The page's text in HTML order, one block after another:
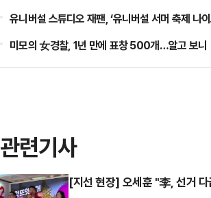
유니버설 스튜디오 재팬, ‘유니버설 서머 축제 나
미모의 女경찰, 1년 만에 표창 500개…알고 보니
관련기사
[지선 현장] 오세훈 "李, 선거